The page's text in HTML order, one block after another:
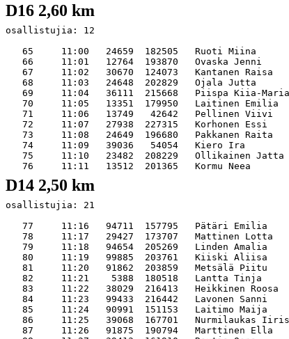
D16 2,60 km
osallistujia: 12
65     11:00   24659  182505
66     11:01   12764  193870
67     11:02   30670  124073
68     11:03   24648  202829
69     11:04   36111  215668
70     11:05   13351  179950
71     11:06   13749   42642
72     11:07   27938  227315
73     11:08   24649  196680
74     11:09   39036   54054
75     11:10   23482  208229
D14 2,50 km
osallistujia: 21
77     11:16   94711  157795
78     11:17   29427  173707
79     11:18   94654  205269
80     11:19   99885  203761
81     11:20   91862  203859
82     11:21    5388  180518
83     11:22   38029  216413
84     11:23   99433  216442
85     11:24   90991  151153
86     11:25   39068  167701
87     11:26   91875  190794